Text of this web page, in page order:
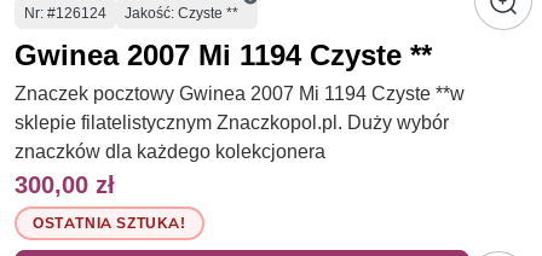
Numer
Nr: #126124 Jakość: Czyste **
Gwinea 2007 Mi 1194 Czyste **
Znaczek pocztowy Gwinea 2007 Mi 1194 Czyste **w
sklepie filatelistycznym Znaczkopol.pl. Duży wybór
znaczków dla każdego kolekcjonera
300,00 zł
OSTATNIA SZTUKA!